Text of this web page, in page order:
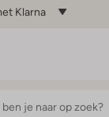
Klarna